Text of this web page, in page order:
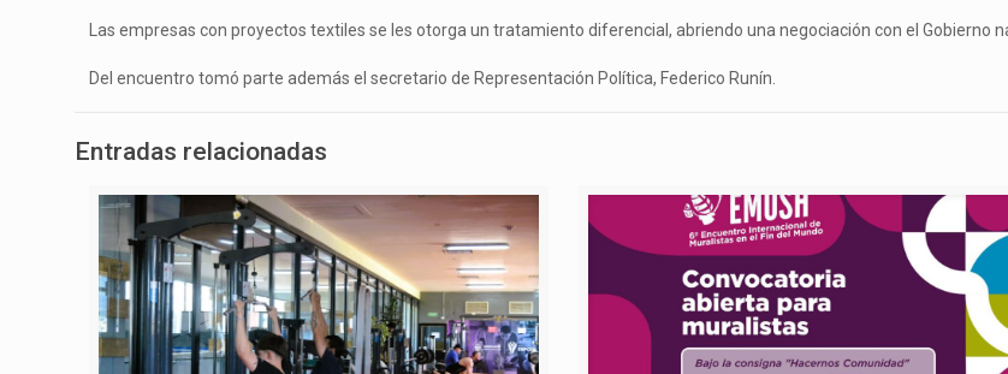
Las empresas con proyectos textiles se les otorga un tratamiento diferencial, abriendo una negociación con el Gobierno
Del encuentro tomó parte además el secretario de Representación Política, Federico Runín.
Entradas relacionadas